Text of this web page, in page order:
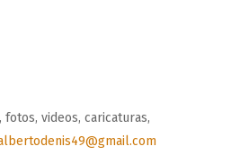
videos, caricaturas,